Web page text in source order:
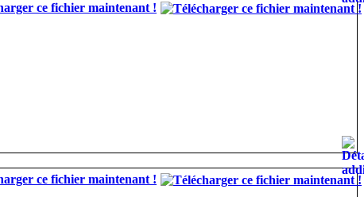
ce fichier maintenant !
ce fichier maintenant !